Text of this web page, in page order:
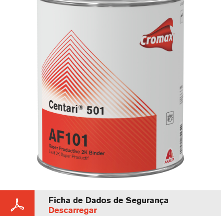
Ficha de Dados de Segurança
Descarregar